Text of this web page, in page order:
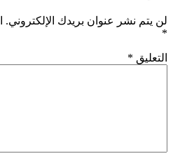
لن يتم نشر عنوان بريدك الإلكتروني.
*
التعليق *